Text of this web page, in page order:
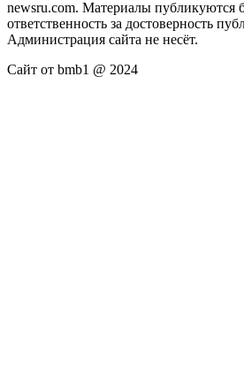
newsru.com. Материалы публикуются
ответственность за достоверность
Администрация сайта не несёт.
Сайт от bmb1 @ 2024